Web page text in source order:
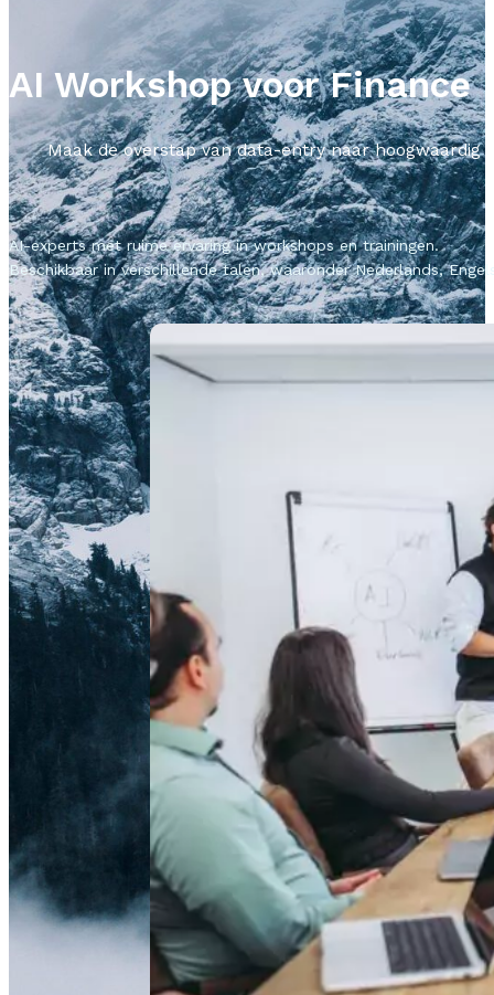
AI Workshop voor Finance
Maak de overstap van data-entry naar hoogwaardig
AI-experts met ruime ervaring in workshops en trainingen.
Beschikbaar in verschillende talen, waaronder Nederlands,